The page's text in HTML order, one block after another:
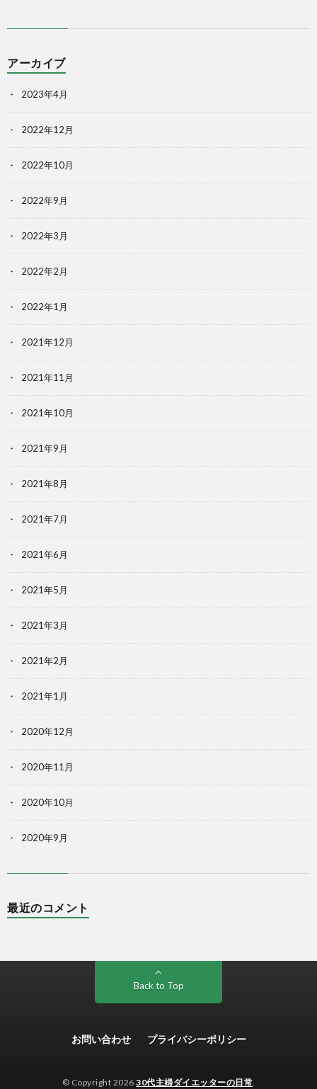
アーカイブ
2023年4月
2022年12月
2022年10月
2022年9月
2022年3月
2022年2月
2022年1月
2021年12月
2021年11月
2021年10月
2021年9月
2021年8月
2021年7月
2021年6月
2021年5月
2021年3月
2021年2月
2021年1月
2020年12月
2020年11月
2020年10月
2020年9月
最近のコメント
Back to Top
お問い合わせ プライバシーポリシー
© Copyright 2026 30代主婦ダイエッターの日常.